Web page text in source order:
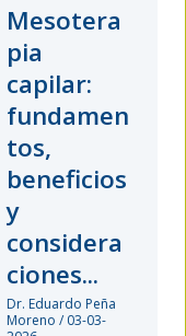
Mesotera
pia
capilar:
fundamen
tos,
beneficios
y
considera
ciones...
Dr. Eduardo Peña
Moreno / 03-03-